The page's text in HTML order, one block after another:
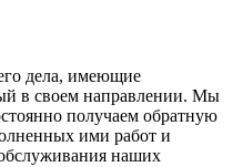
дела, имеющие
в своем направлении. Мы
получаем обратную
ими работ и
наших